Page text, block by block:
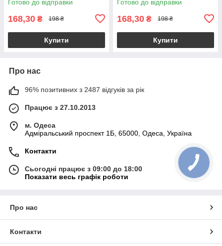
Готово до відправки
168,30 ₴ 198 ₴
Купити
Готово до відправки
168,30 ₴ 198 ₴
Купити
Про нас
96% позитивних з 2487 відгуків за рік
Працює з 27.10.2013
м. Одеса
Адміральський проспект 1Б, 65000, Одеса, Україна
Контакти
Сьогодні працює з 09:00 до 18:00
Показати весь графік роботи
Про нас
Контакти